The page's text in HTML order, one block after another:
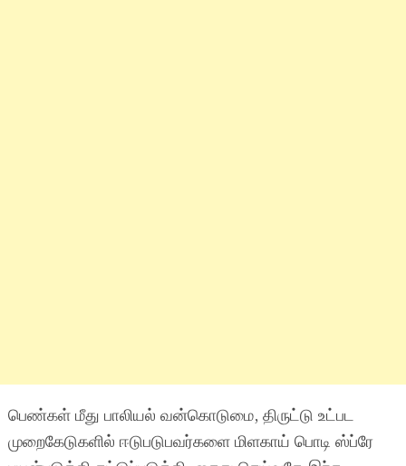
பெண்கள் மீது பாலியல் வன்கொடுமை, திருட்டு உட்பட
முறைகேடுகளில் ஈடுபடுபவர்களை மிளகாய் பொடி ஸ்ப்ரே